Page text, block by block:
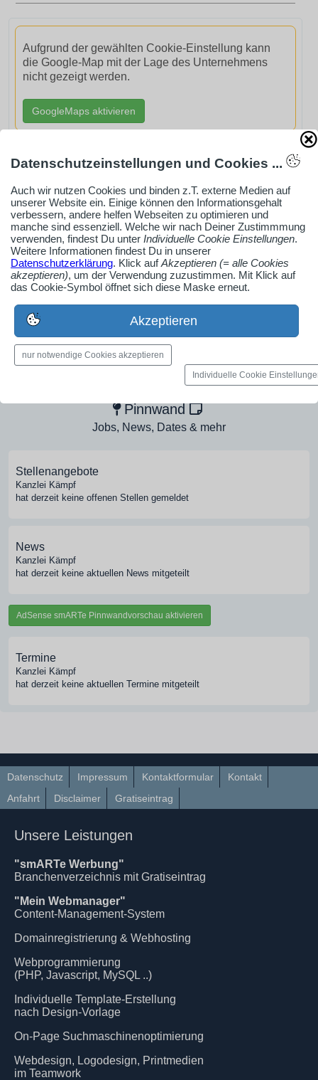
Aufgrund der gewählten Cookie-Einstellung kann
die Google-Map mit der Lage des Unternehmens
nicht gezeigt werden.
GoogleMaps aktivieren
AdSense smARTe inArticle-Anzeige aktivieren
Ob Solo-Selbsständiger, Handwerksbetrieb oder
Industrieunternehmen
Erstelle jetzt ein gratis Firmenprofil für dein Unternehmen:
Medien-Galerie
Bilder, PDFs, Audio, Video
Pinnwand
Jobs, News, Dates & mehr
Stellenangebote
Kanzlei Kämpf
hat derzeit keine offenen Stellen gemeldet
News
Kanzlei Kämpf
hat derzeit keine aktuellen News mitgeteilt
AdSense smARTe Pinnwandvorschau aktivieren
Termine
Kanzlei Kämpf
hat derzeit keine aktuellen Termine mitgeteilt
Datenschutz Impressum Kontaktformular
Kontakt
Anfahrt
Disclaimer Gratiseintrag
Unsere Leistungen
"smARTe Werbung"
Branchenverzeichnis mit Gratiseintrag
"Mein Webmanager"
Content-Management-System
Domainregistrierung & Webhosting
Webprogrammierung
(PHP, Javascript, MySQL ..)
Individuelle Template-Erstellung
nach Design-Vorlage
On-Page Suchmaschinenoptimierung
Webdesign, Logodesign, Printmedien
im Teamwork
Datenschutzeinstellungen und Cookies ...
Auch wir nutzen Cookies und binden z.T. externe Medien auf
unserer Website ein. Einige können den Informationsgehalt
verbessern, andere helfen Webseiten zu optimieren und
manche sind essenziell. Welche wir nach Deiner Zustimmmung
verwenden, findest Du unter Individuelle Cookie Einstellungen.
Weitere Informationen findest Du in unserer
Datenschutzerklärung. Klick aufAkzeptieren (= alle Cookies
akzeptieren), um der Verwendung zuzustimmen. Mit Klick auf
das Cookie-Symbol öffnet sich diese Maske erneut.
Akzeptieren
nur notwendige Cookies akzeptieren
Individuelle Cookie